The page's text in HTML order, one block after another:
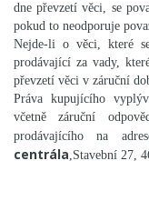
dne převzetí věci, se
pokud to neodporuje
Nejde-li o věci, které
prodávající za vady,
převzetí věci v záruční
Práva kupujícího
včetně záruční
prodávajícího na
centrála,Stavební 27,